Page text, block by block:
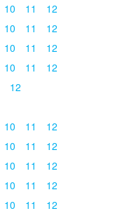
10 11
12
10 11
12
10 11
12
10 11
12
12
10 11
12
10 11
12
10 11
12
10 11
12
10 11 12